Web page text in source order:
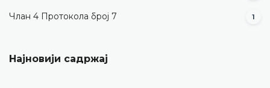
Члан 4 Протокола број 7 1
Најновији садржај